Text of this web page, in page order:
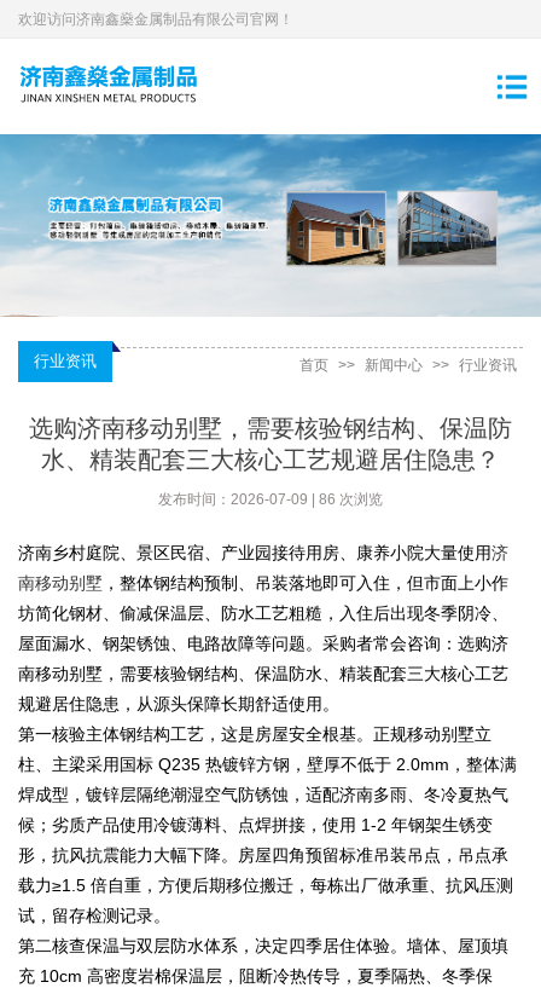
欢迎访问济南鑫燊金属制品有限公司官网！
行业资讯 首页 >> 新闻中心 >> 行业资讯
选购济南移动别墅，需要核验钢结构、保温防
水、精装配套三大核心工艺规避居住隐患？
发布时间：2026-07-09 | 86 次浏览
济南乡村庭院、景区民宿、产业园接待用房、康养小院大量使用济
南移动别墅 ，整体钢结构预制、吊装落地即可入住，但市面上小作
坊简化钢材、偷减保温层、防水工艺粗糙，入住后出现冬季阴冷、
屋面漏水、钢架锈蚀、电路故障等问题。采购者常会咨询：选购济
南移动别墅，需要核验钢结构、保温防水、精装配套三大核心工艺
规避居住隐患，从源头保障长期舒适使用。
第一核验主体钢结构工艺，这是房屋安全根基。正规移动别墅立
柱、主梁采用国标 Q235 热镀锌方钢，壁厚不低于 2.0mm，整体满
焊成型，镀锌层隔绝潮湿空气防锈蚀，适配济南多雨、冬冷夏热气
候；劣质产品使用冷镀薄料、点焊拼接，使用 1-2 年钢架生锈变
形，抗风抗震能力大幅下降。房屋四角预留标准吊装吊点，吊点承
载力≥1.5 倍自重，方便后期移位搬迁，每栋出厂做承重、抗风压测
试，留存检测记录。
第二核查保温与双层防水体系，决定四季居住体验。墙体、屋顶填
充 10cm 高密度岩棉保温层，阻断冷热传导，夏季隔热、冬季保